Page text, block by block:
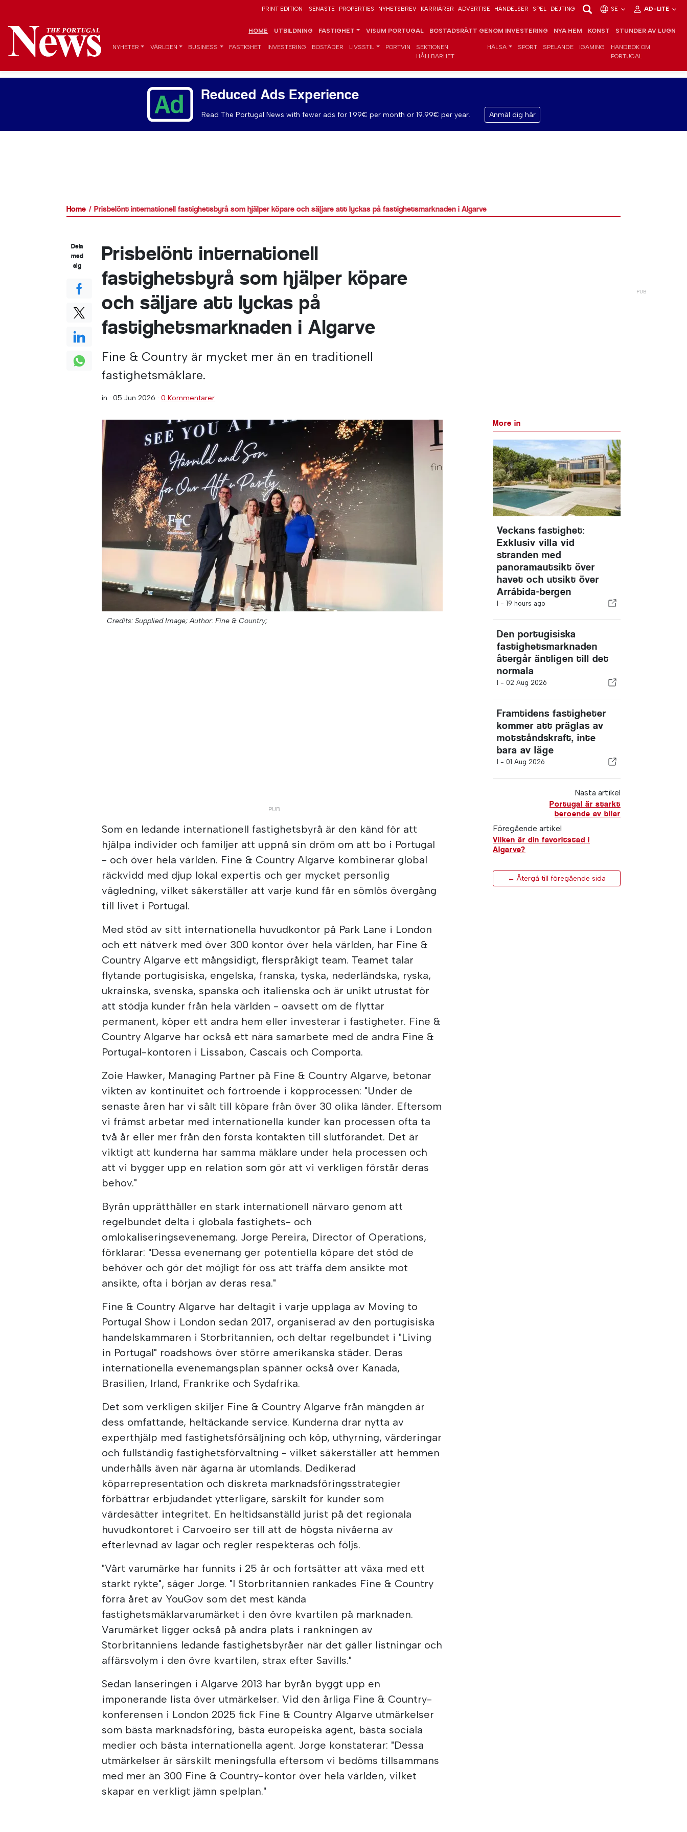
PRINT EDITION SENASTE PROPERTIES NYHETSBREV KARRIÄRER ADVERTISE HÄNDELSER SPEL DEJTING SE AD-LITE
HOME UTBILDNING FASTIGHET VISUM PORTUGAL BOSTADSRÄTT GENOM INVESTERING NYA HEM KONST STUNDER AV LUGN
NYHETER VÄRLDEN BUSINESS FASTIGHET INVESTERING BOSTÄDER LIVSSTIL PORTVIN
SEKTIONEN
HÅLLBARHET
HÄLSA SPORT SPELANDE IGAMING
HANDBOK OM
PORTUGAL
Reduced Ads Experience
Read The Portugal News with fewer ads for 1.99€ per month or 19.99€ per year. Anmäl dig här
Home Prisbelönt internationell fastighetsbyrå som hjälper köpare och säljare att lyckas på fastighetsmarknaden i Algarve
Prisbelönt internationell
fastighetsbyrå som hjälper köpare
och säljare att lyckas på
fastighetsmarknaden i Algarve
Fine & Country är mycket mer än en traditionell
fastighetsmäklare.
in ·05 Jun 2026 ·0 Kommentarer
Credits: Supplied Image; Author: Fine & Country;
Som en ledande internationell fastighetsbyrå är den känd för att
hjälpa individer och familjer att uppnå sin dröm om att bo i Portugal
- och över hela världen. Fine & Country Algarve kombinerar global
räckvidd med djup lokal expertis och ger mycket personlig
vägledning, vilket säkerställer att varje kund får en sömlös övergång
till livet i Portugal.
Med stöd av sitt internationella huvudkontor på Park Lane i London
och ett nätverk med över 300 kontor över hela världen, har Fine &
Country Algarve ett mångsidigt, flerspråkigt team. Teamet talar
flytande portugisiska, engelska, franska, tyska, nederländska, ryska,
ukrainska, svenska, spanska och italienska och är unikt utrustat för
att stödja kunder från hela världen - oavsett om de flyttar
permanent, köper ett andra hem eller investerar i fastigheter. Fine &
Country Algarve har också ett nära samarbete med de andra Fine &
Portugal-kontoren i Lissabon, Cascais och Comporta.
Zoie Hawker, Managing Partner på Fine & Country Algarve, betonar
vikten av kontinuitet och förtroende i köpprocessen: "Under de
senaste åren har vi sålt till köpare från över 30 olika länder. Eftersom
vi främst arbetar med internationella kunder kan processen ofta ta
två år eller mer från den första kontakten till slutförandet. Det är
viktigt att kunderna har samma mäklare under hela processen och
att vi bygger upp en relation som gör att vi verkligen förstår deras
behov."
Byrån upprätthåller en stark internationell närvaro genom att
regelbundet delta i globala fastighets- och
omlokaliseringsevenemang. Jorge Pereira, Director of Operations,
förklarar: "Dessa evenemang ger potentiella köpare det stöd de
behöver och gör det möjligt för oss att träffa dem ansikte mot
ansikte, ofta i början av deras resa."
Fine & Country Algarve har deltagit i varje upplaga av Moving to
Portugal Show i London sedan 2017, organiserad av den portugisiska
handelskammaren i Storbritannien, och deltar regelbundet i "Living
in Portugal" roadshows över större amerikanska städer. Deras
internationella evenemangsplan spänner också över Kanada,
Brasilien, Irland, Frankrike och Sydafrika.
Det som verkligen skiljer Fine & Country Algarve från mängden är
dess omfattande, heltäckande service. Kunderna drar nytta av
experthjälp med fastighetsförsäljning och köp, uthyrning, värderingar
och fullständig fastighetsförvaltning - vilket säkerställer att hemmen
underhålls även när ägarna är utomlands. Dedikerad
köparrepresentation och diskreta marknadsföringsstrategier
förbättrar erbjudandet ytterligare, särskilt för kunder som
värdesätter integritet. En heltidsanställd jurist på det regionala
huvudkontoret i Carvoeiro ser till att de högsta nivåerna av
efterlevnad av lagar och regler respekteras och följs.
"Vårt varumärke har funnits i 25 år och fortsätter att växa med ett
starkt rykte", säger Jorge. "I Storbritannien rankades Fine & Country
förra året av YouGov som det mest kända
fastighetsmäklarvarumärket i den övre kvartilen på marknaden.
Varumärket ligger också på andra plats i rankningen av
Storbritanniens ledande fastighetsbyråer när det gäller listningar och
affärsvolym i den övre kvartilen, strax efter Savills."
Sedan lanseringen i Algarve 2013 har byrån byggt upp en
imponerande lista över utmärkelser. Vid den årliga Fine & Country-
konferensen i London 2025 fick Fine & Country Algarve utmärkelser
som bästa marknadsföring, bästa europeiska agent, bästa sociala
medier och bästa internationella agent. Jorge konstaterar: "Dessa
utmärkelser är särskilt meningsfulla eftersom vi bedöms tillsammans
med mer än 300 Fine & Country-kontor över hela världen, vilket
skapar en verkligt jämn spelplan."
Dela
med
sig
More in
Veckans fastighet:
Exklusiv villa vid
stranden med
panoramautsikt över
havet och utsikt över
Arrábida-bergen
I - 19 hours ago
Den portugisiska
fastighetsmarknaden
återgår äntligen till det
normala
I - 02 Aug 2026
Framtidens fastigheter
kommer att präglas av
motståndskraft, inte
bara av läge
I - 01 Aug 2026
Nästa artikel
Portugal är starkt
beroende av bilar
Föregående artikel
Vilken är din favoritstad i
Algarve?
← Återgå till föregående sida